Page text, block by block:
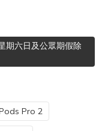
期六日及公眾期假除
Pro 2